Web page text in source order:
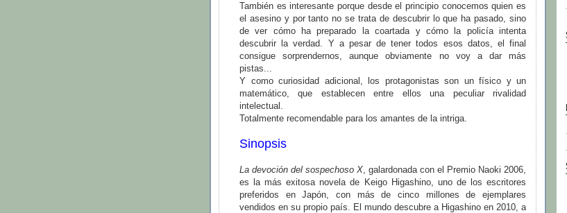
También es interesante porque desde el principio conocemos quien es
el asesino y por tanto no se trata de descubrir lo que ha pasado, sino
de ver cómo ha preparado la coartada y cómo la policía intenta
descubrir la verdad. Y a pesar de tener todos esos datos, el final
consigue sorprendernos, aunque obviamente no voy a dar más
pistas...
Y como curiosidad adicional, los protagonistas son un físico y un
matemático, que establecen entre ellos una peculiar rivalidad
intelectual.
Totalmente recomendable para los amantes de la intriga.
Sinopsis
La devoción del sospechoso X , galardonada con el Premio Naoki 2006,
es la más exitosa novela de Keigo Higashino, uno de los escritores
preferidos en Japón, con más de cinco millones de ejemplares
vendidos en su propio país. El mundo descubre a Higashino en 2010, a